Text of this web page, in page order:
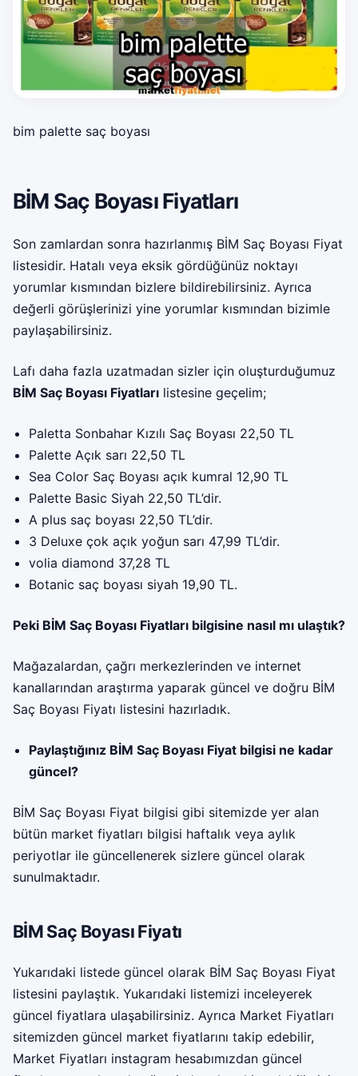
bim palette saç boyası
BİM Saç Boyası Fiyatları
Son zamlardan sonra hazırlanmış BİM Saç Boyası Fiyat
listesidir. Hatalı veya eksik gördüğünüz noktayı
yorumlar kısmından bizlere bildirebilirsiniz. Ayrıca
değerli görüşlerinizi yine yorumlar kısmından bizimle
paylaşabilirsiniz.
Lafı daha fazla uzatmadan sizler için oluşturduğumuz
BİM Saç Boyası Fiyatları listesine geçelim;
Paletta Sonbahar Kızılı Saç Boyası 22,50 TL
Palette Açık sarı 22,50 TL
Sea Color Saç Boyası açık kumral 12,90 TL
Palette Basic Siyah 22,50 TL’dir.
A plus saç boyası 22,50 TL’dir.
3 Deluxe çok açık yoğun sarı 47,99 TL’dir.
volia diamond 37,28 TL
Botanic saç boyası siyah 19,90 TL.
Peki BİM Saç Boyası Fiyatları bilgisine nasıl mı ulaştık?
Mağazalardan, çağrı merkezlerinden ve internet
kanallarından araştırma yaparak güncel ve doğru BİM
Saç Boyası Fiyatı listesini hazırladık.
Paylaştığınız BİM Saç Boyası Fiyat bilgisi ne kadar
güncel?
BİM Saç Boyası Fiyat bilgisi gibi sitemizde yer alan
bütün market fiyatları bilgisi haftalık veya aylık
periyotlar ile güncellenerek sizlere güncel olarak
sunulmaktadır.
BİM Saç Boyası Fiyatı
Yukarıdaki listede güncel olarak BİM Saç Boyası Fiyat
listesini paylaştık. Yukarıdaki listemizi inceleyerek
güncel fiyatlara ulaşabilirsiniz. Ayrıca Market Fiyatları
sitemizden güncel market fiyatlarını takip edebilir,
Market Fiyatları instagram hesabımızdan güncel